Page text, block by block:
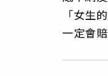
「女生
一定會